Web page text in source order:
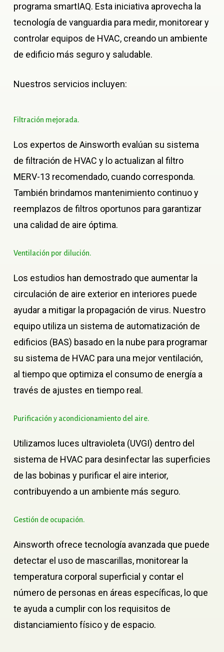
programa smartIAQ. Esta iniciativa aprovecha la
tecnología de vanguardia para medir, monitorear y
controlar equipos de HVAC, creando un ambiente
de edificio más seguro y saludable.
Nuestros servicios incluyen:
Filtración mejorada.
Los expertos de Ainsworth evalúan su sistema
de filtración de HVAC y lo actualizan al filtro
MERV-13 recomendado, cuando corresponda.
También brindamos mantenimiento continuo y
reemplazos de filtros oportunos para garantizar
una calidad de aire óptima.
Ventilación por dilución.
Los estudios han demostrado que aumentar la
circulación de aire exterior en interiores puede
ayudar a mitigar la propagación de virus. Nuestro
equipo utiliza un sistema de automatización de
edificios (BAS) basado en la nube para programar
su sistema de HVAC para una mejor ventilación,
al tiempo que optimiza el consumo de energía a
través de ajustes en tiempo real.
Purificación y acondicionamiento del aire.
Utilizamos luces ultravioleta (UVGI) dentro del
sistema de HVAC para desinfectar las superficies
de las bobinas y purificar el aire interior,
contribuyendo a un ambiente más seguro.
Gestión de ocupación.
Ainsworth ofrece tecnología avanzada que puede
detectar el uso de mascarillas, monitorear la
temperatura corporal superficial y contar el
número de personas en áreas específicas, lo que
te ayuda a cumplir con los requisitos de
distanciamiento físico y de espacio.